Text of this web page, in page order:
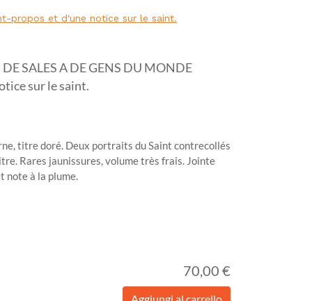
propos et d'une notice sur le saint.
SALES A DE GENS DU MONDE
sur le saint.
titre doré. Deux portraits du Saint contrecollés
Rares jaunissures, volume très frais. Jointe
note à la plume.
70,00 €